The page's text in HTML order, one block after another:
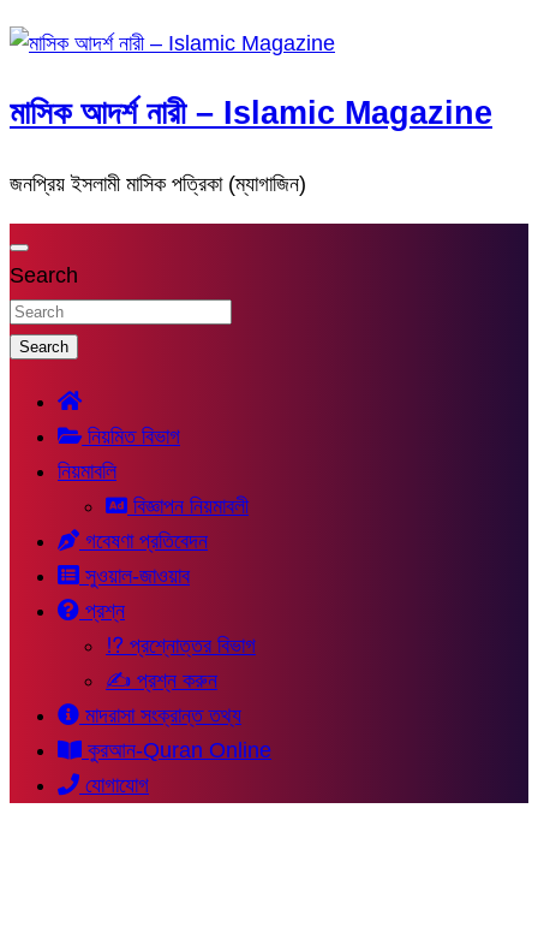
মাসিক আদর্শ নারী – Islamic Magazine
জনপ্রিয় ইসলামী মাসিক পত্রিকা (ম্যাগাজিন)
Search
Search
নিয়মিত বিভাগ
নিয়মাবলি
বিজ্ঞাপন নিয়মাবলী
গবেষণা প্রতিবেদন
সুওয়াল-জাওয়াব
প্রশ্ন
⁉ প্রশ্নোত্তর বিভাগ
✍ প্রশ্ন করুন
মাদরাসা সংক্রান্ত তথ্য
কুরআন-Quran Online
যোগাযোগ